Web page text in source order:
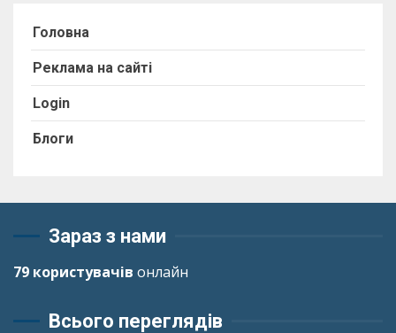
Головна
Реклама на сайті
Login
Блоги
Зараз з нами
79 користувачів онлайн
Всього переглядів